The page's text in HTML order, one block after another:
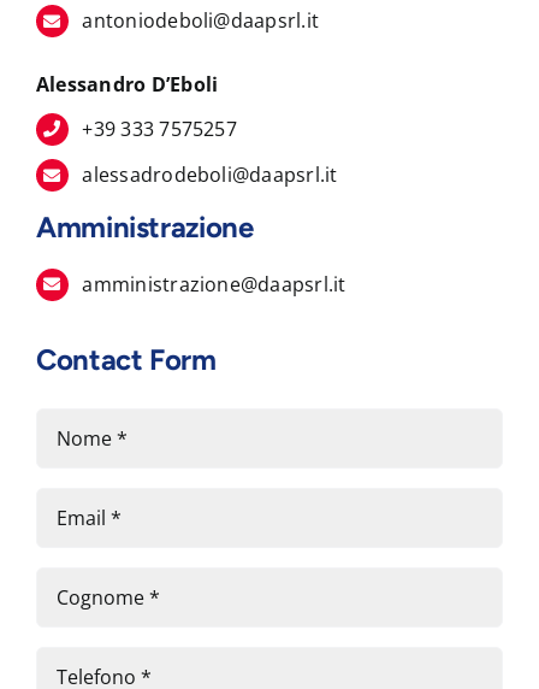
antoniodeboli@daapsrl.it
Alessandro D’Eboli
+39 333 7575257
alessadrodeboli@daapsrl.it
Amministrazione
amministrazione@daapsrl.it
Contact Form